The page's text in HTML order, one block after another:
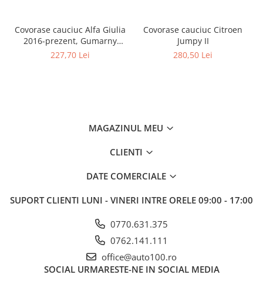
Covorase cauciuc Alfa Giulia
2016-prezent, Gumarny
Zubri Cehia (cutie automata
227,70 Lei
Covorase cauciuc Citroen
Jumpy II
280,50 Lei
MAGAZINUL MEU
CLIENTI
DATE COMERCIALE
SUPORT CLIENTI LUNI - VINERI INTRE ORELE 09:00 - 17:00
0770.631.375
0762.141.111
office@auto100.ro
SOCIAL URMARESTE-NE IN SOCIAL MEDIA